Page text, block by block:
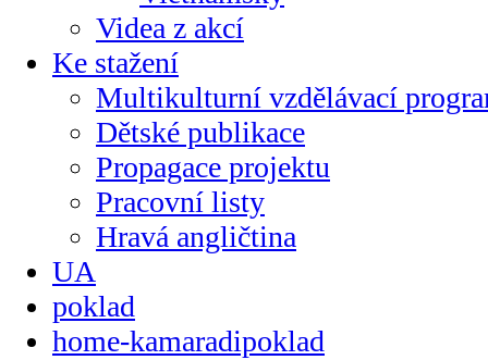
Videa z akcí
Ke stažení
Multikulturní vzdělávací
Dětské publikace
Propagace projektu
Pracovní listy
Hravá angličtina
UA
poklad
home-kamaradipoklad